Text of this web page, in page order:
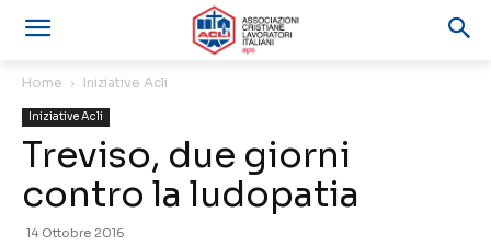
Home Iniziative Acli
Iniziative Acli
Treviso, due giorni
contro la ludopatia
14 Ottobre 2016